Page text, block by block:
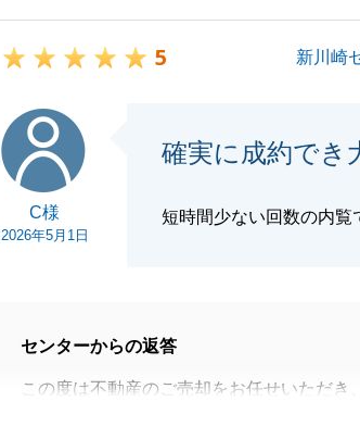
引き続き川崎、横浜エリア中心で従事して
改めましてこの度はお引き立ていただき誠
今後ともよろしくお願いいたします。
5 新川崎
C様
2026年5月1日
確実に成約でき
短時間少ない回数の内覧
センターからの返答
この度は不動産のご売却をお任せいただき